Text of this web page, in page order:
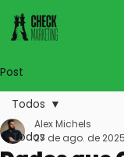
Post
Todos
Todos
Alex Michels
27 de ago. de 2025